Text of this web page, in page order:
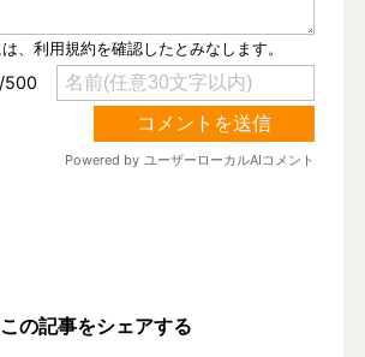
この記事をシェアする